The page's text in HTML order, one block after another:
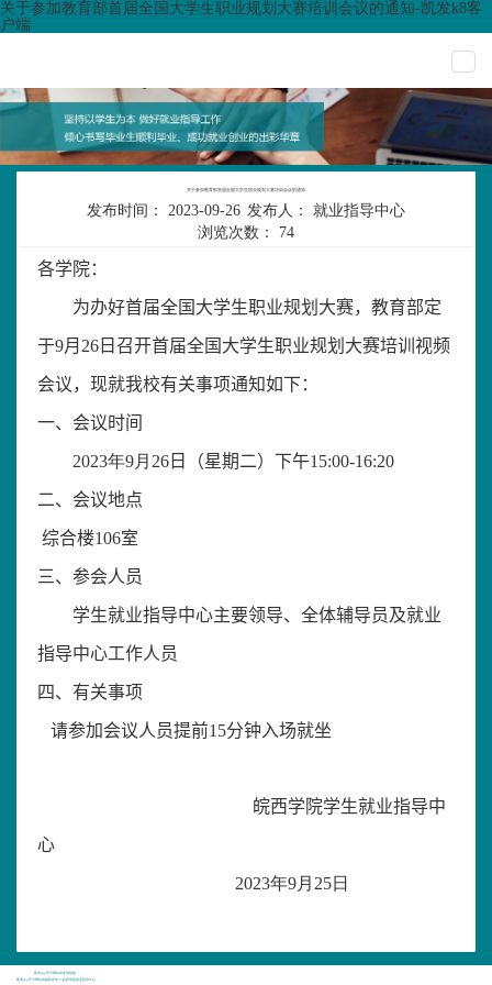
关于参加教育部首届全国大学生职业规划大赛培训会议的通知-凯发k8客
户端
关于参加教育部首届全国大学生职业规划大赛培训会议的通知
发布时间： 2023-09-26 发布人：
就业指导中心
浏览次数：
74
各学院：
为办好首届全国大学生职业规划大赛，教育部定
于9月 26 日召开首届全国大学生职业规划大赛培训视频
会议，现就我校有关事项通知如下：
一、会议时间
2023年9月 26日（星期二）下午15:00-16:20
二、会议地点
综合楼106室
三、参会人员
学生就业指导中心主要领导、全体辅导员及就业
指导中心工作人员
四、有关事项
请参加会议人员提前15分钟入场就坐
皖西学院学生就业指导中
心
2023年9月 25日
凯发app官方网站的友情链接：
凯发app官方网站的版权所有 © 皖西学院就业指导中心